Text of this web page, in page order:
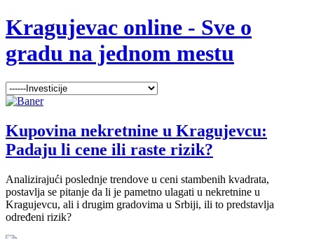
Kragujevac online - Sve o
gradu na jednom mestu
Kupovina nekretnine u Kragujevcu:
Padaju li cene ili raste rizik?
Analizirajući poslednje trendove u ceni stambenih kvadrata,
postavlja se pitanje da li je pametno ulagati u nekretnine u
Kragujevcu, ali i drugim gradovima u Srbiji, ili to predstavlja
određeni rizik?